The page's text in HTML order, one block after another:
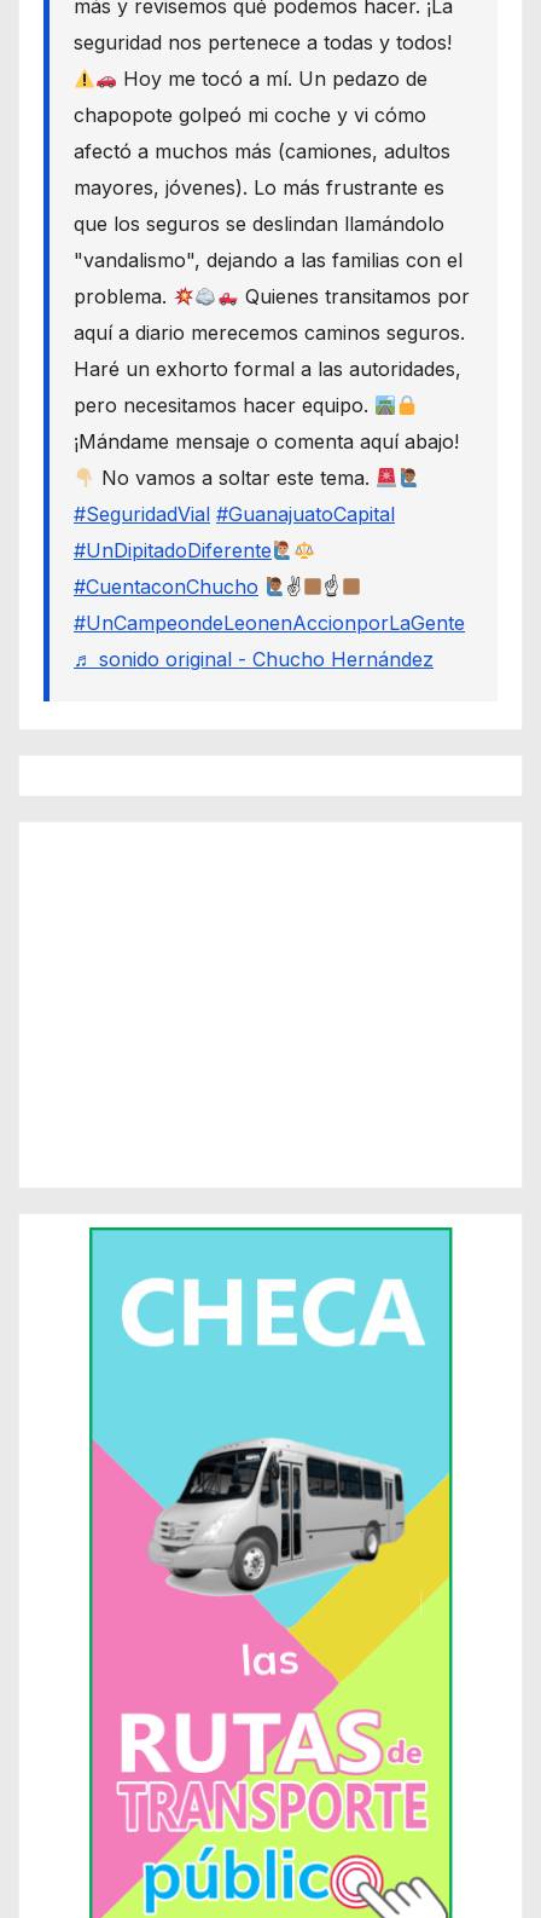
más y revisemos qué podemos hacer. ¡La
seguridad nos pertenece a todas y todos!
Hoy me tocó a mí. Un pedazo de
chapopote golpeó mi coche y vi cómo
afectó a muchos más (camiones, adultos
mayores, jóvenes). Lo más frustrante es
que los seguros se deslindan llamándolo
"vandalismo", dejando a las familias con el
problema.
Quienes transitamos por
aquí a diario merecemos caminos seguros.
Haré un exhorto formal a las autoridades,
pero necesitamos hacer equipo.
¡Mándame mensaje o comenta aquí abajo!
No vamos a soltar este tema.
#SeguridadVial #GuanajuatoCapital
#UnDipitadoDiferente
#CuentaconChucho
✌
☝
#UnCampeondeLeonenAccionporLaGente
♬ sonido original - Chucho Hernández